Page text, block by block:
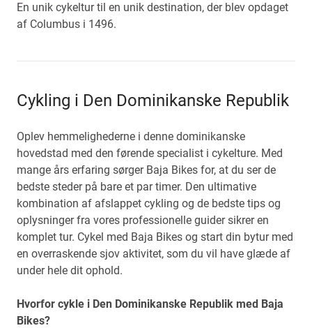
En unik cykeltur til en unik destination, der blev opdaget
af Columbus i 1496.
Cykling i Den Dominikanske Republik
Oplev hemmelighederne i denne dominikanske
hovedstad med den førende specialist i cykelture. Med
mange års erfaring sørger Baja Bikes for, at du ser de
bedste steder på bare et par timer. Den ultimative
kombination af afslappet cykling og de bedste tips og
oplysninger fra vores professionelle guider sikrer en
komplet tur. Cykel med Baja Bikes og start din bytur med
en overraskende sjov aktivitet, som du vil have glæde af
under hele dit ophold.
Hvorfor cykle i Den Dominikanske Republik med Baja
Bikes?